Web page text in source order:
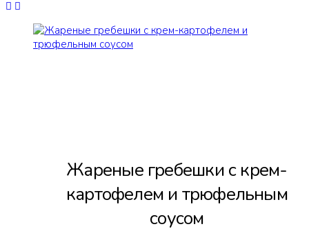
Жареные гребешки с крем-
картофелем и трюфельным
соусом